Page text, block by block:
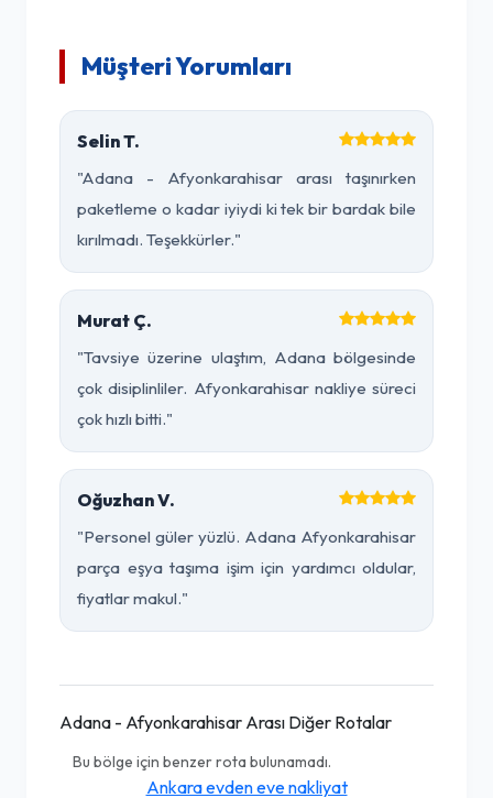
Müşteri Yorumları
Selin T.
"Adana - Afyonkarahisar arası taşınırken
paketleme o kadar iyiydi ki tek bir bardak bile
kırılmadı. Teşekkürler."
Murat Ç.
"Tavsiye üzerine ulaştım, Adana bölgesinde
çok disiplinliler. Afyonkarahisar nakliye süreci
çok hızlı bitti."
Oğuzhan V.
"Personel güler yüzlü. Adana Afyonkarahisar
parça eşya taşıma işim için yardımcı oldular,
fiyatlar makul."
Adana - Afyonkarahisar Arası Diğer Rotalar
Bu bölge için benzer rota bulunamadı.
Ankara evden eve nakliyat